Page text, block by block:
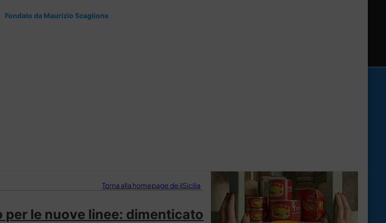
Fondato da Maurizio Scaglione
Torna alla homepage de ilSicilia
per le nuove linee: dimenticato